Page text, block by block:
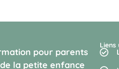
pour parents
la petite enfance
Liens